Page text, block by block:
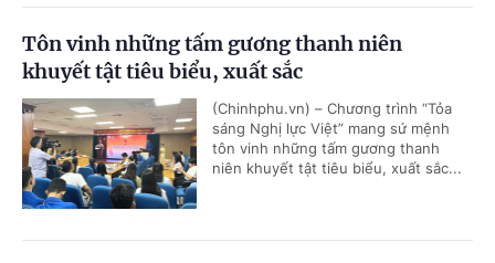
Tôn vinh những tấm gương thanh niên
khuyết tật tiêu biểu, xuất sắc
(Chinhphu.vn) – Chương trình “Tỏa
sáng Nghị lực Việt” mang sứ mệnh
tôn vinh những tấm gương thanh
niên khuyết tật tiêu biểu, xuất sắc...